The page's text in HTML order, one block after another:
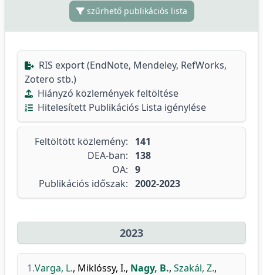
szűrhető publikációs lista
RIS export (EndNote, Mendeley, RefWorks,
Zotero stb.)
Hiányzó közlemények feltöltése
Hitelesített Publikációs Lista igénylése
Feltöltött közlemény:
141
DEA-ban:
138
OA: 9
Publikációs időszak: 2002-2023
2023
1.Varga, L., Miklóssy, I., Nagy, B., Szakál, Z.,